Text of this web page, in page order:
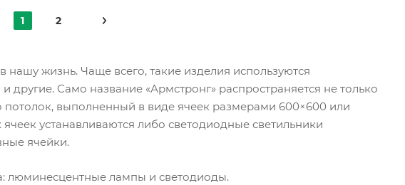
1 2
жизнь. Чаще всего, такие изделия используются
Само название «Армстронг» распространяется не только
выполненный в виде ячеек размерами 600×600 или
устанавливаются либо светодиодные светильники
ячейки.
люминесцентные лампы и светодиоды.